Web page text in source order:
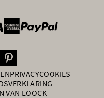
PRIVACYCOOKIES
VAN LOOCK